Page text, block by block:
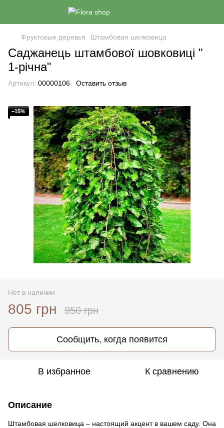
Фруктовые деревья Штамбовая шелковица
Саджанець штамбової шовковиці "
1-річна"
Артикул: 00000106 Оставить отзыв
−15%
Нет в наличии
805 грн 950 грн
Сообщить, когда появится
В избранное К сравнению
Описание
Штамбовая шелковица – настоящий акцент в вашем саду. Она